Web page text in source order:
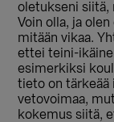
oletukseni siitä,
Voin olla, ja
mitään vikaa.
ettei teini-
esimerkiksi
tieto on tärkeää
vetovoimaa,
kokemus siitä,